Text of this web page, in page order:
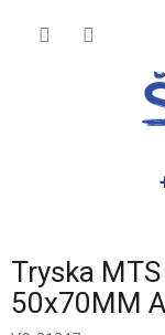
Tryska
50x70MM